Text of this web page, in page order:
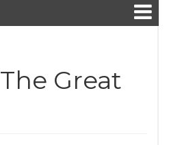
The Great